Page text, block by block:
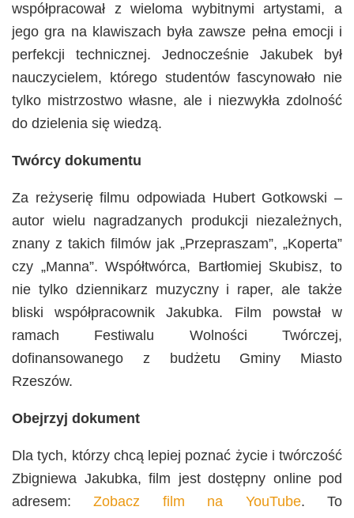
współpracował z wieloma wybitnymi artystami, a
jego gra na klawiszach była zawsze pełna emocji i
perfekcji technicznej. Jednocześnie Jakubek był
nauczycielem, którego studentów fascynowało nie
tylko mistrzostwo własne, ale i niezwykła zdolność
do dzielenia się wiedzą.
Twórcy dokumentu
Za reżyserię filmu odpowiada Hubert Gotkowski –
autor wielu nagradzanych produkcji niezależnych,
znany z takich filmów jak „Przepraszam”, „Koperta”
czy „Manna”. Współtwórca, Bartłomiej Skubisz, to
nie tylko dziennikarz muzyczny i raper, ale także
bliski współpracownik Jakubka. Film powstał w
ramach Festiwalu Wolności Twórczej,
dofinansowanego z budżetu Gminy Miasto
Rzeszów.
Obejrzyj dokument
Dla tych, którzy chcą lepiej poznać życie i twórczość
Zbigniewa Jakubka, film jest dostępny online pod
adresem:Zobacz film na YouTube. To